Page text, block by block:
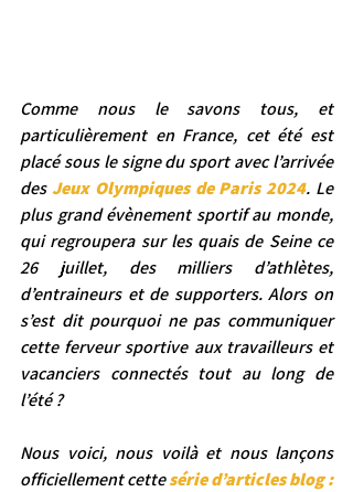
Comme nous le savons tous, et
particulièrement en France, cet été est
placé sous le signe du sport avec l’arrivée
des Jeux Olympiques de Paris 2024. Le
plus grand évènement sportif au monde,
qui regroupera sur les quais de Seine ce
26 juillet, des milliers d’athlètes,
d’entraineurs et de supporters. Alors on
s’est dit pourquoi ne pas communiquer
cette ferveur sportive aux travailleurs et
vacanciers connectés tout au long de
l’été ?
Nous voici, nous voilà et nous lançons
officiellement cette
série d’articles blog :